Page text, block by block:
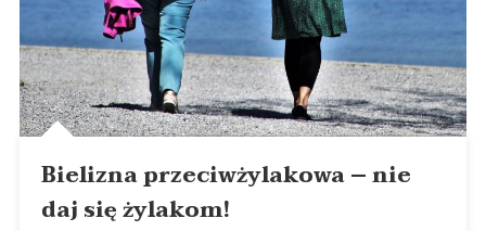
Bielizna przeciwżylakowa – nie
daj się żylakom!